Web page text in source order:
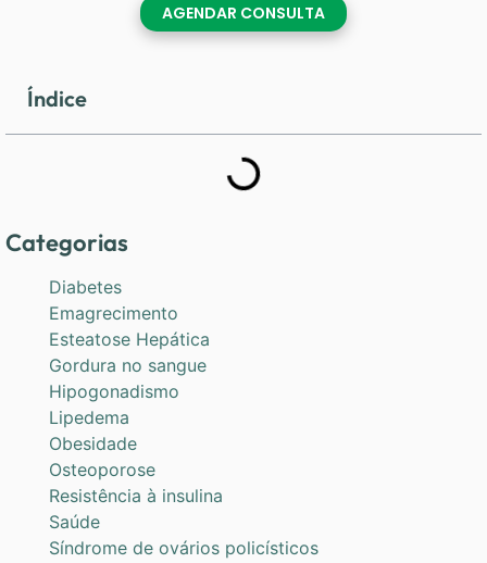
AGENDAR CONSULTA
Índice
Categorias
Diabetes
Emagrecimento
Esteatose Hepática
Gordura no sangue
Hipogonadismo
Lipedema
Obesidade
Osteoporose
Resistência à insulina
Saúde
Síndrome de ovários policísticos